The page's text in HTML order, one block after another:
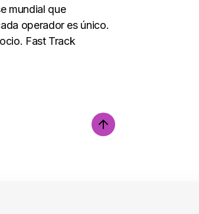
mundial que
operador es único.
Fast Track